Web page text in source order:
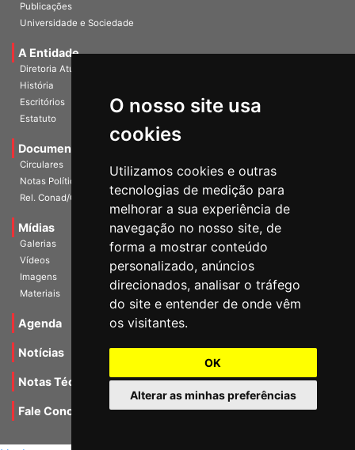
O nosso site usa
cookies
Utilizamos cookies e outras
tecnologias de medição para
melhorar a sua experiência de
navegação no nosso site, de
forma a mostrar conteúdo
personalizado, anúncios
direcionados, analisar o tráfego
do site e entender de onde vêm
os visitantes.
OK
Alterar as minhas preferências
Publicações
Universidade e Sociedade
A Entidade
Diretoria Atual
História
Escritórios
Estatuto
Documentos
Circulares
Notas Políticas
Rel. Conad/Congresso
Mídias
Galerias
Vídeos
Imagens
Materiais
Agenda
Notícias
Notas Técnicas
Fale Conocsco